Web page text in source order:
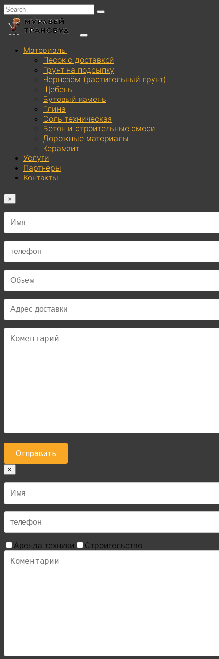
Материалы
Песок с доставкой
Грунт на подсыпку
Чернозём (растительный грунт)
Щебень
Бутовый камень
Глина
Соль техническая
Бетон и строительные смеси
Дорожные материалы
Керамзит
Услуги
Партнеры
Контакты
×
×
Аренда техники Строительство